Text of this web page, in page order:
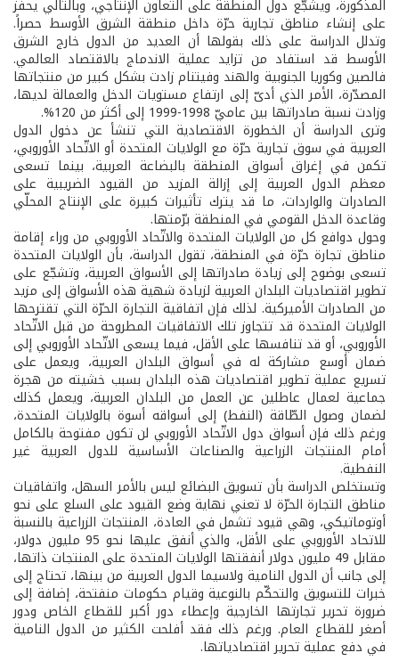
المذكورة، ويشجّع دول المنطقة على التعاون الإنتاجي، وبالتالي يحفزّ
على إنشاء مناطق تجارية حرّة داخل منطقة الشرق الأوسط حصراً.
وتدلل الدراسة على ذلك بقولها أن العديد من الدول خارج الشرق
الأوسط قد استفاد من تزايد عملية الاندماج بالاقتصاد العالمي.
فالصين وكوريا الجنوبية والهند وفيتنام زادت بشكل كبير من منتجاتها
المصدّرة، الأمر الذي أدىّ إلى ارتفاع مستويات الدخل والعمالة لديها،
وزادت نسبة صادراتها بين عاميّ 1998-1999 إلى أكثر من 120%.
وترى الدراسة أن الخطورة الاقتصادية التي تنشأ عن دخول الدول
العربية في سوق تجارية حرّة مع الولايات المتحدة أو الاتّحاد الأوروبي،
تكمن في إغراق أسواق المنطقة بالبضاعة العربية، بينما تسعى
معظم الدول العربية إلى إزالة المزيد من القيود الضريبية على
الصادرات والواردات، ما قد يترك تأثيرات كبيرة على الإنتاج المحلّي
وقاعدة الدخل القومي في المنطقة برّمتها.
وحول دوافع كل من الولايات المتحدة والاتّحاد الأوروبي من وراء إقامة
مناطق تجارة حرّة في المنطقة، تقول الدراسة، بأن الولايات المتحدة
تسعى بوضوح إلى زيادة صادراتها إلى الأسواق العربية، وتشجّع على
تطوير اقتصاديات البلدان العربية لزيادة شهية هذه الأسواق إلى مزيد
من الصادرات الأميركية. لذلك فإن اتفاقية التجارة الحرّة التي تقترحها
الولايات المتحدة قد تتجاوز تلك الاتفاقيات المطروحة من قبل الاتّحاد
الأوروبي، أو قد تنافسها على الأقل، فيما يسعى الاتّحاد الأوروبي إلى
ضمان أوسع مشاركة له في أسواق البلدان العربية، ويعمل على
تسريع عملية تطوير اقتصاديات هذه البلدان بسبب خشيته من هجرة
جماعية لعمال عاطلين عن العمل من البلدان العربية، ويعمل كذلك
لضمان وصول الطّاقة (النفط) إلى أسواقه أسوة بالولايات المتحدة،
ورغم ذلك فإن أسواق دول الاتّحاد الأوروبي لن تكون مفتوحة بالكامل
أمام المنتجات الزراعية والصناعات الأساسية للدول العربية غير
النفطية.
وتستخلص الدراسة بأن تسويق البضائع ليس بالأمر السهل، واتفاقيات
مناطق التجارة الحرّة لا تعني نهاية وضع القيود على السلع على نحو
أوتوماتيكي، وهي قيود تشمل في العادة، المنتجات الزراعية بالنسبة
للاتحاد الأوروبي على الأقل، والذي أنفق عليها نحو 95 مليون دولار،
مقابل 49 مليون دولار أنفقتها الولايات المتحدة على المنتجات ذاتها،
إلى جانب أن الدول النامية ولاسيما الدول العربية من بينها، تحتاج إلى
خبرات للتسويق والتحكّم بالنوعية وقيام حكومات منفتحة، إضافة إلى
ضرورة تحرير تجارتها الخارجية وإعطاء دور أكبر للقطاع الخاص ودور
أصغر للقطاع العام. ورغم ذلك فقد أفلحت الكثير من الدول النامية
في دفع عملية تحرير اقتصادياتها.